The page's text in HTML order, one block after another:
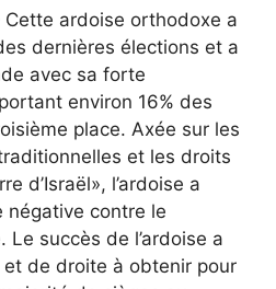
Cette ardoise orthodoxe a
dernières élections et a
avec sa forte
environ 16% des
place. Axée sur les
et les droits
d’Israël», l’ardoise a
négative contre le
succès de l’ardoise a
de droite à obtenir pour